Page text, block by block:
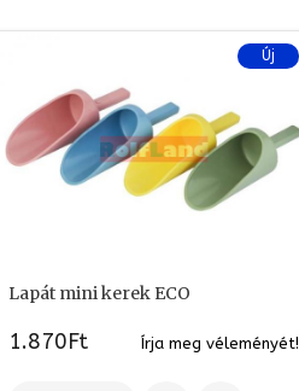
Új
Lapát mini kerek ECO
1.870Ft Írja meg véleményét!